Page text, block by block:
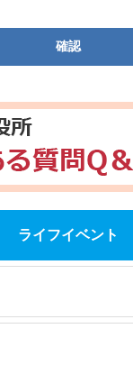
確認
ライフイベント